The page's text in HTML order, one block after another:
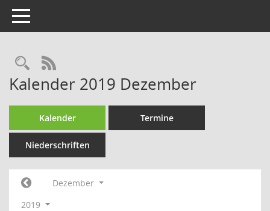
Toggle navigation
Rechercheauswahl
RSS-Feed
Kalender 2019 Dezember
Kalender Termine
Niederschriften
Dezember
2019